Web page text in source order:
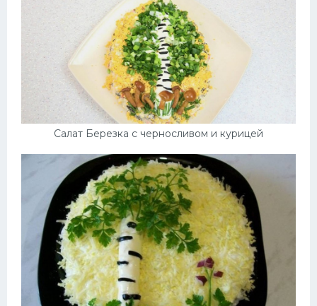
Салат Березка с черносливом и курицей